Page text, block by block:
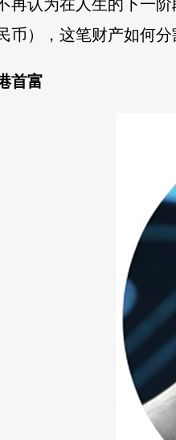
再认为在人生的下一
币），这笔财产如何分
首富